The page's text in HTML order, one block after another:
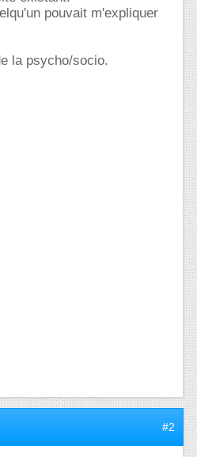
pouvait m'expliquer
la psycho/socio.
#2